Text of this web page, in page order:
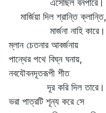
এসেছিল বনপারে।
মার্জিয়া দিল শ্রান্তি ক্লান্তি,
মার্জনা নাহি কারে।
ম্লান চেতনার আবর্জনায়
পান্থের পথে বিঘ্ন ঘনায়,
নবযৌবনদূতরূপী শীত
দূর করি দিল তারে।
ভরা পাত্রটি শূন্য করে সে